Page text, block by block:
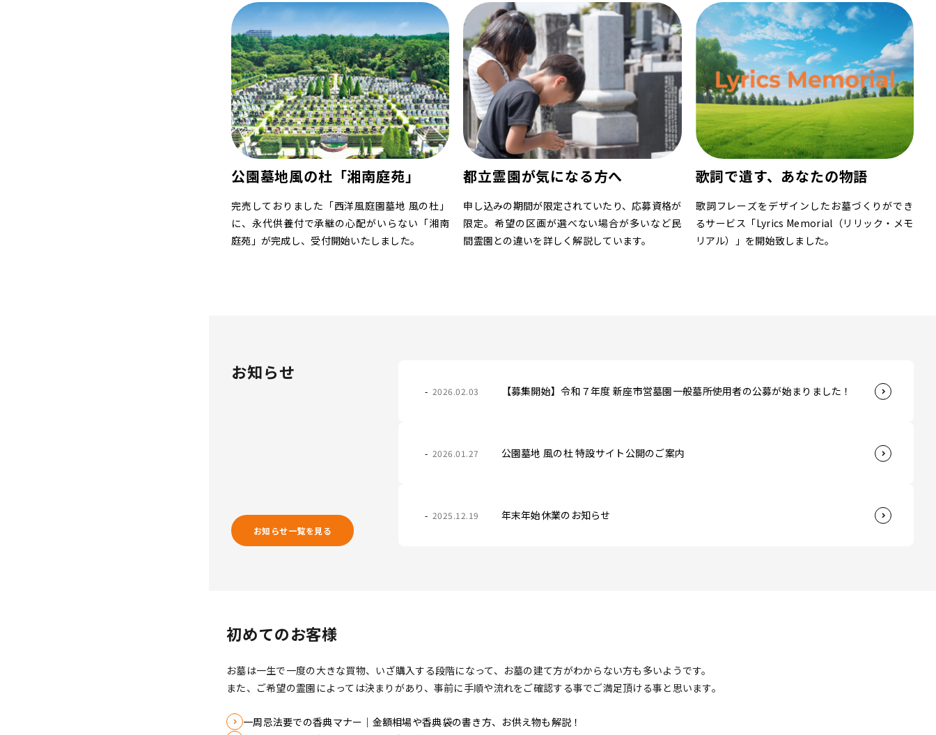
公園墓地風の杜「湘南庭苑」
完売しておりました「西洋風庭園墓地 風の杜」
に、永代供養付で承継の心配がいらない「湘南
庭苑」が完成し、受付開始いたしました。
都立霊園が気になる方へ
申し込みの期間が限定されていたり、応募資格が
限定。希望の区画が選べない場合が多いなど民
間霊園との違いを詳しく解説しています。
歌詞で遺す、あなたの物語
歌詞フレーズをデザインしたお墓づくりができ
るサービス「Lyrics Memorial（リリック・メモ
リアル）」を開始致しました。
お知らせ
2026.02.03 【募集開始】令和７年度 新座市営墓園一般墓所使用者の公募が始まりました！
2026.01.27 公園墓地 風の杜 特設サイト公開のご案内
2025.12.19 年末年始休業のお知らせ
お知らせ一覧を見る
初めてのお客様
お墓は一生で一度の大きな買物、いざ購入する段階になって、お墓の建て方がわからない方も多いようです。
また、ご希望の霊園によっては決まりがあり、事前に手順や流れをご確認する事でご満足頂ける事と思います。
一周忌法要での香典マナー｜金額相場や香典袋の書き方、お供え物も解説！